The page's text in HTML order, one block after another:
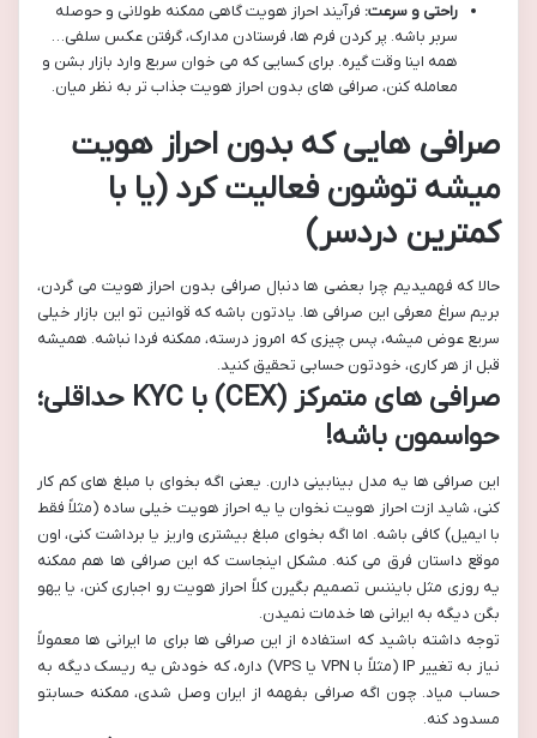
راحتی و سرعت: فرآیند احراز هویت گاهی ممکنه طولانی و حوصله
سربر باشه. پر کردن فرم ها، فرستادن مدارک، گرفتن عکس سلفی…
همه اینا وقت گیره. برای کسایی که می خوان سریع وارد بازار بشن و
معامله کنن، صرافی های بدون احراز هویت جذاب تر به نظر میان.
صرافی هایی که بدون احراز هویت
میشه توشون فعالیت کرد (یا با
کمترین دردسر)
حالا که فهمیدیم چرا بعضی ها دنبال صرافی بدون احراز هویت می گردن،
بریم سراغ معرفی این صرافی ها. یادتون باشه که قوانین تو این بازار خیلی
سریع عوض میشه، پس چیزی که امروز درسته، ممکنه فردا نباشه. همیشه
قبل از هر کاری، خودتون حسابی تحقیق کنید.
صرافی های متمرکز (CEX) با KYC حداقلی؛
حواسمون باشه!
این صرافی ها یه مدل بینابینی دارن. یعنی اگه بخوای با مبلغ های کم کار
کنی، شاید ازت احراز هویت نخوان یا یه احراز هویت خیلی ساده (مثلاً فقط
با ایمیل) کافی باشه. اما اگه بخوای مبلغ بیشتری واریز یا برداشت کنی، اون
موقع داستان فرق می کنه. مشکل اینجاست که این صرافی ها هم ممکنه
یه روزی مثل بایننس تصمیم بگیرن کلاً احراز هویت رو اجباری کنن، یا یهو
بگن دیگه به ایرانی ها خدمات نمیدن.
توجه داشته باشید که استفاده از این صرافی ها برای ما ایرانی ها معمولاً
نیاز به تغییر IP (مثلاً با VPN یا VPS) داره، که خودش یه ریسک دیگه به
حساب میاد. چون اگه صرافی بفهمه از ایران وصل شدی، ممکنه حسابتو
مسدود کنه.